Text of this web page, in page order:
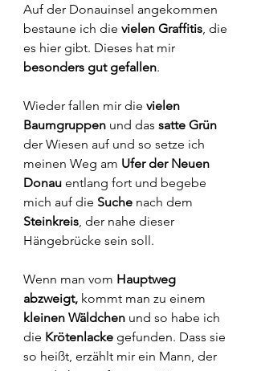
Auf der Donauinsel angekommen
bestaune ich die vielen Graffitis, die
es hier gibt. Dieses hat mir
besonders gut gefallen
Wieder fallen mir die vielen
Baumgruppen und das satte Grün
der Wiesen auf und so setze ich
meinen Weg am Ufer der Neuen
Donau entlang fort und begebe
mich auf die Suche nach dem
Steinkreis, der nahe dieser
Hängebrücke sein soll.
Wenn man vom Hauptweg
abzweigt, kommt man zu einem
kleinen Wäldchen und so habe ich
die Krötenlacke gefunden. Dass sie
so heißt, erzählt mir ein Mann, der